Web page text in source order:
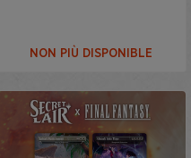
NON PIÙ DISPONIBLE